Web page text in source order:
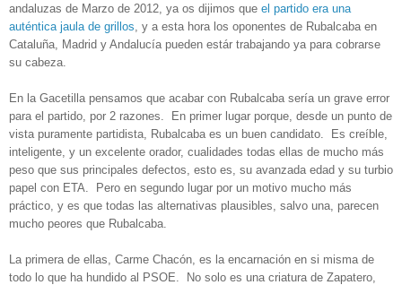
andaluzas de Marzo de 2012, ya os dijimos que el partido era una
auténtica jaula de grillos , y a esta hora los oponentes de Rubalcaba en
Cataluña, Madrid y Andalucía pueden estár trabajando ya para cobrarse
su cabeza.
En la Gacetilla pensamos que acabar con Rubalcaba sería un grave error
para el partido, por 2 razones. En primer lugar porque, desde un punto de
vista puramente partidista, Rubalcaba es un buen candidato. Es creíble,
inteligente, y un excelente orador, cualidades todas ellas de mucho más
peso que sus principales defectos, esto es, su avanzada edad y su turbio
papel con ETA. Pero en segundo lugar por un motivo mucho más
práctico, y es que todas las alternativas plausibles, salvo una, parecen
mucho peores que Rubalcaba.
La primera de ellas, Carme Chacón, es la encarnación en si misma de
todo lo que ha hundido al PSOE. No solo es una criatura de Zapatero,